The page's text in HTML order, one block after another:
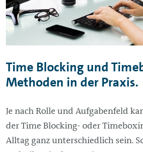
Time Blocking und
Methoden in der Praxis.
Je nach Rolle und Aufgabenfeld
der Time Blocking- oder
Alltag ganz unterschiedlich sein.